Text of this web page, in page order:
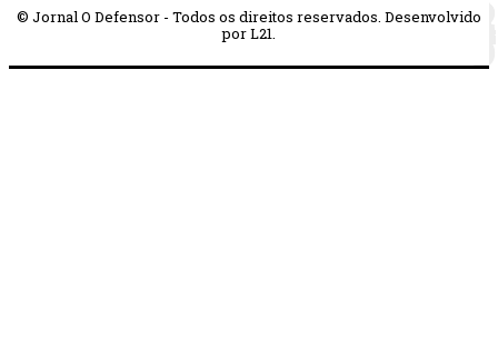
© Jornal O Defensor - Todos os direitos reservados. Desenvolvido
por L21.